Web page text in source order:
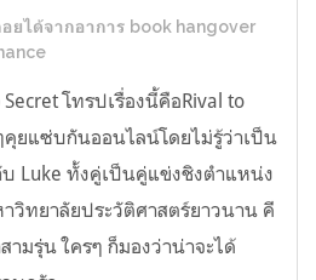
ยได้จากอาการ book hangover
โทรปเรื่องนี้คือRival to
ยแซ่บกันออนไลน์โดยไม่รู้ว่าเป็น
บ Luke ทั้งคู่เป็นคู่แข่งชิงตำแหน่ง
วิทยาลัยประวัติศาสตร์ยาวนาน คี
มรุ่น ใครๆ ก็มองว่าน่าจะได้